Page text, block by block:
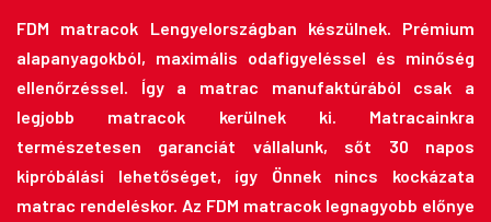
FDM matracok Lengyelországban készülnek. Prémium
alapanyagokból, maximális odafigyeléssel és minőség
ellenőrzéssel. Így a matrac manufaktúrából csak a
legjobb matracok kerülnek ki. Matracainkra
természetesen garanciát vállalunk, sőt 30 napos
kipróbálási lehetőséget, így Önnek nincs kockázata
matrac rendeléskor. Az FDM matracok legnagyobb előnye